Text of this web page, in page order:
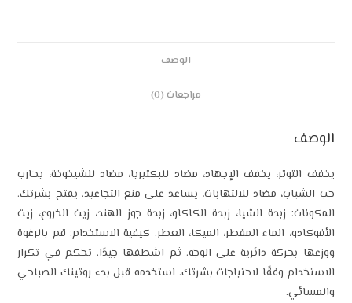
الوصف
مراجعات (0)
الوصف
يخفف التوتر، يخفف الإجهاد، مضاد للبكتيريا، مضاد للشيخوخة، يحارب
حب الشباب، مضاد للالتهابات، يساعد على منع التجاعيد. يفتح بشرتك.
المكونات: زبدة الشيا، زبدة الكاكاو، زبدة جوز الهند، زيت الخروع، زيت
الأفوكادو، الماء المقطر، الميكا، العطر. كيفية الاستخدام: قم بالرغوة
ووزعها بحركة دائرية على الوجه. ثم اشطفها جيدًا. تحكم في تكرار
الاستخدام وفقًا لاحتياجات بشرتك. استخدمه قبل بدء روتينك الصباحي
والمسائي.